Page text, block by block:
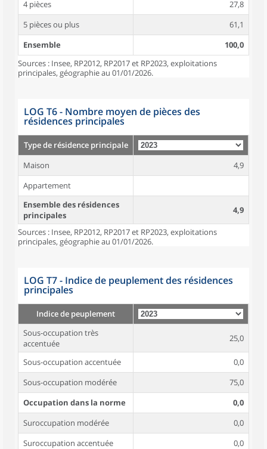
4 pièces
27,8
5 pièces ou plus
61,1
Ensemble
100,0
Sources : Insee, RP2012, RP2017 et RP2023, exploitations
principales, géographie au 01/01/2026.
LOG T6 - Nombre moyen de pièces des
résidences principales
Type de résidence principale
Maison
4,9
Appartement
Ensemble des résidences
principales
4,9
Sources : Insee, RP2012, RP2017 et RP2023, exploitations
principales, géographie au 01/01/2026.
LOG T7 - Indice de peuplement des résidences
principales
Indice de peuplement
Sous-occupation très
accentuée
25,0
Sous-occupation accentuée
0,0
Sous-occupation modérée
75,0
Occupation dans la norme
0,0
Suroccupation modérée
0,0
Suroccupation accentuée
0,0